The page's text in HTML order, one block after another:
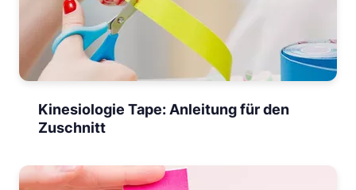
Kinesiologie Tape: Anleitung für den
Zuschnitt